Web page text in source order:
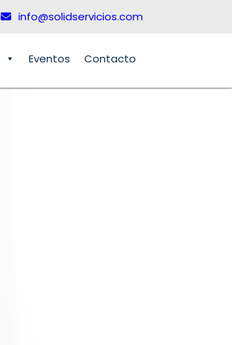
info@solidservicios.com
Eventos Contacto